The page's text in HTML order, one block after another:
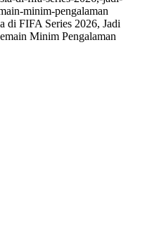
di FIFA Series 2026, Jadi
Minim Pengalaman